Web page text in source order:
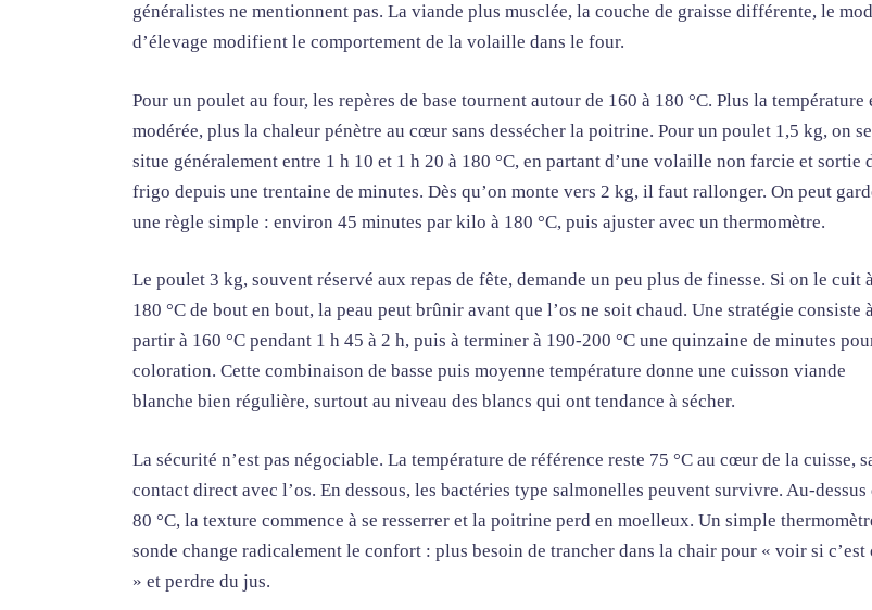
généralistes ne mentionnent pas. La viande plus musclée, la couche de graisse différente, le
d’élevage modifient le comportement de la volaille dans le four.
Pour un poulet au four, les repères de base tournent autour de 160 à 180 °C. Plus la température
modérée, plus la chaleur pénètre au cœur sans dessécher la poitrine. Pour un poulet 1,5 kg, on se
situe généralement entre 1 h 10 et 1 h 20 à 180 °C, en partant d’une volaille non farcie et sortie
frigo depuis une trentaine de minutes. Dès qu’on monte vers 2 kg, il faut rallonger. On peut
une règle simple : environ 45 minutes par kilo à 180 °C, puis ajuster avec un thermomètre.
Le poulet 3 kg, souvent réservé aux repas de fête, demande un peu plus de finesse. Si on le cuit
180 °C de bout en bout, la peau peut brûnir avant que l’os ne soit chaud. Une stratégie consiste
partir à 160 °C pendant 1 h 45 à 2 h, puis à terminer à 190-200 °C une quinzaine de minutes
coloration. Cette combinaison de basse puis moyenne température donne une cuisson viande
blanche bien régulière, surtout au niveau des blancs qui ont tendance à sécher.
La sécurité n’est pas négociable. La température de référence reste 75 °C au cœur de la cuisse,
contact direct avec l’os. En dessous, les bactéries type salmonelles peuvent survivre. Au-dessus
80 °C, la texture commence à se resserrer et la poitrine perd en moelleux. Un simple
sonde change radicalement le confort : plus besoin de trancher dans la chair pour « voir si c’est
» et perdre du jus.